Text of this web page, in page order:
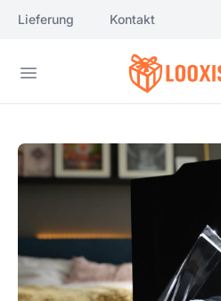
Lieferung Kontakt